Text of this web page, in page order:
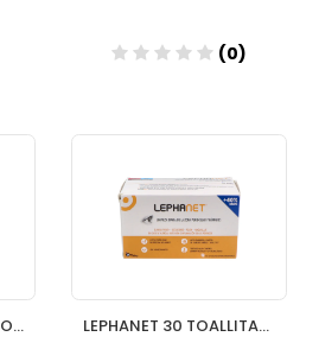
(0)
AQUORAL FORTE 30 MONODOSIS LEPHANET 30 TOALLITAS ESTERILES